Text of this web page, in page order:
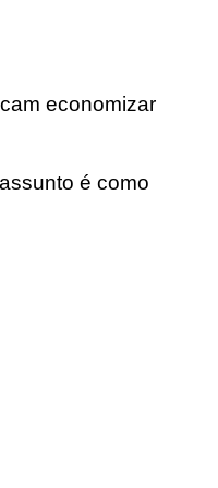
economizar
é como